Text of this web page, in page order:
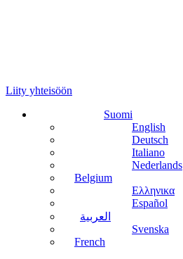
Liity yhteisöön
Suomi
English
Deutsch
Italiano
Nederlands
Belgium
Ελληνικα
Español
العربية
Svenska
French